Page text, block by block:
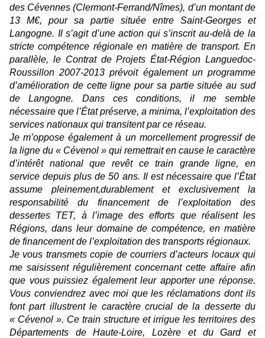
des Cévennes (Clermont-Ferrand/Nîmes), d’un montant de
13 M€, pour sa partie située entre Saint-Georges et
Langogne. Il s’agit d’une action qui s’inscrit au-delà de la
stricte compétence régionale en matière de transport. En
parallèle, le Contrat de Projets État-Région Languedoc-
Roussillon 2007-2013 prévoit également un programme
d’amélioration de cette ligne pour sa partie située au sud
de Langogne. Dans ces conditions, il me semble
nécessaire que l’État préserve, a minima, l’exploitation des
services nationaux qui transitent par ce réseau.
Je m’oppose également à un morcellement progressif de
la ligne du « Cévenol » qui remettrait en cause le caractère
d’intérêt national que revêt ce train grande ligne, en
service depuis plus de 50 ans. Il est nécessaire que l’État
assume pleinement,durablement et exclusivement la
responsabilité du financement de l’exploitation des
dessertes TET, à l’image des efforts que réalisent les
Régions, dans leur domaine de compétence, en matière
de financement de l’exploitation des transports régionaux.
Je vous transmets copie de courriers d’acteurs locaux qui
me saisissent régulièrement concernant cette affaire afin
que vous puissiez également leur apporter une réponse.
Vous conviendrez avec moi que les réclamations dont ils
font part illustrent le caractère crucial de la desserte du
« Cévenol ». Ce train structure et irrigue les territoires des
Départements de Haute-Loire, Lozère et du Gard et